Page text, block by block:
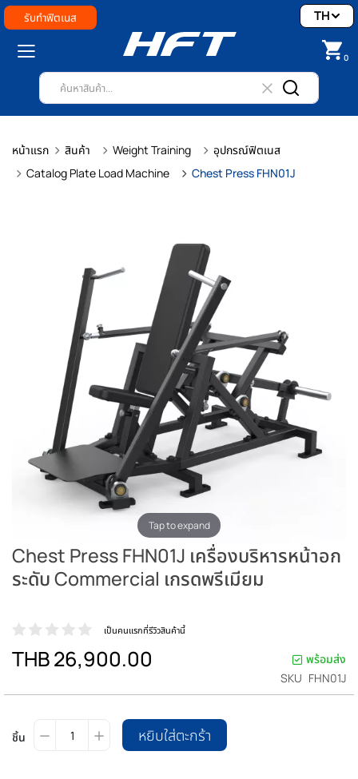
รับทำฟิตเนส
0
TH
หน้าแรก สินค้า Weight Training
อุปกรณ์ฟิตเนส
Catalog Plate Load Machine
Chest Press FHN01J
Tap to expand
Chest Press FHN01J เครื่องบริหารหน้าอก
ระดับ Commercial เกรดพรีเมียม
เป็นคนแรกที่รีวิวสินค้านี้
THB 26,900.00
พร้อมส่ง
SKU FHN01J
ชิ้น หยิบใส่ตะกร้า